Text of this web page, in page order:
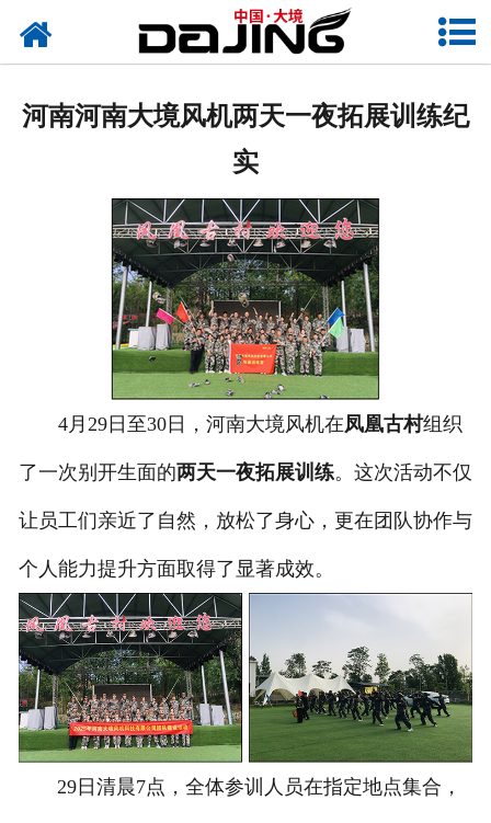
网站首页
应用案例
服务支持
风机知识
新闻中心
联系我们
河南河南大境风机两天一夜拓展训练纪
实
4月29日至30日，河南大境风机在凤凰古村组织
了一次别开生面的两天一夜拓展训练。这次活动不仅
让员工们亲近了自然，放松了身心，更在团队协作与
个人能力提升方面取得了显著成效。
29日清晨7点，全体参训人员在指定地点集合，